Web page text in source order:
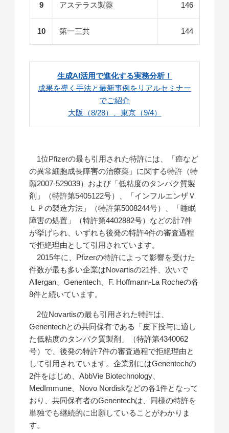
9 アステラス製薬 146
10 第一三共 144
生成AI活用で進化する実務分析！
成果を導く手法と最新事例をリアルセミナー
でご紹介
大阪（8/28）、東京（9/4）
1位Pfizerの最も引用された特許には、「癌など
の異常細胞成長障害の治療薬」に関する特許（特
願2007-529039）および「低粘度のタンパク質製
剤」（特許第5405122号）、「インフルエンザＶ
ＬＰの製造方法」（特許第5008244号）、「睡眠
障害の処置」（特許第4402882号）などの計7件
が挙げられ、いずれも後発の特許4件の審査過程
で拒絶理由として引用されています。
2015年に、Pfizerの特許によって影響を受けた
件数が最も多い企業はNovartisの21件、次いで
Allergan、Genentech、F. Hoffmann-La Rocheの各
8件と続いています。
2位Novartisの最も引用された特許は、
Genentechとの共同保有である「皮下投与に適し
た低粘度のタンパク質製剤」（特許第4340062
号）で、後発の特許7件の審査過程で拒絶理由と
して引用されています。企業別にはGenentechの
2件をはじめ、AbbVie Biotechnology、
MedImmune、Novo Nordiskなどの各1件となって
おり、共同保有者のGenentechは、同様の特許を
単独でも継続的に出願していることがわかりま
す。